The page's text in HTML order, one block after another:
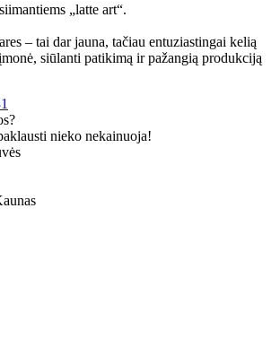
„latte art“.
– tai dar jauna, tačiau entuziastingai kelią
siūlanti patikimą ir pažangią produkciją
nieko nekainuoja!